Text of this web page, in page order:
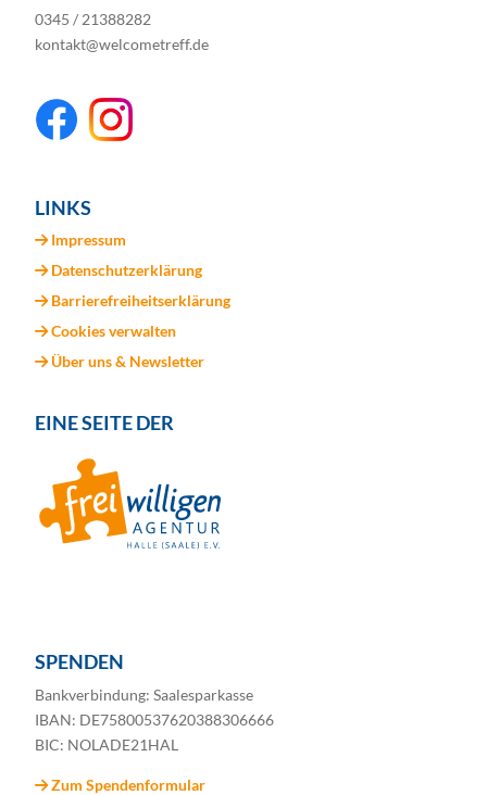
0345 / 21388282
kontakt@welcometreff.de
LINKS
Impressum
Datenschutzerklärung
Barrierefreiheitserklärung
Cookies verwalten
Über uns & Newsletter
EINE SEITE DER
SPENDEN
Bankverbindung: Saalesparkasse
IBAN: DE75800537620388306666
BIC: NOLADE21HAL
Zum Spendenformular